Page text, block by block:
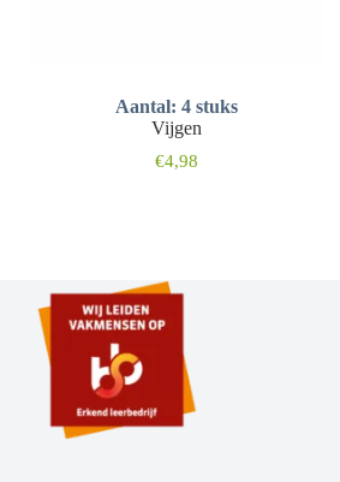
Vijgen
€4,98
Aantal: 4 stuks